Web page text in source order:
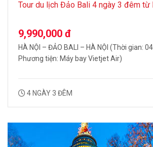
Tour du lịch Đảo Bali 4 ngày 3 đêm từ
9,990,000 đ
HÀ NỘI – ĐẢO BALI – HÀ NỘI (Thời gian:
Phương tiện: Máy bay Vietjet Air)
4 NGÀY 3 ĐÊM